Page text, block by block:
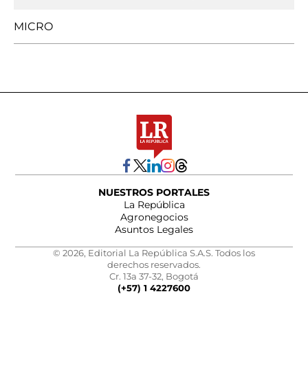
MICRO
NUESTROS PORTALES
La República
Agronegocios
Asuntos Legales
© 2026, Editorial La República S.A.S. Todos los
derechos reservados.
Cr. 13a 37-32, Bogotá
(+57) 1 4227600